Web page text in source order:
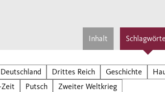
deutschen Katastrophe wurde.
Inhalt
Deutschland Drittes Reich Geschichte
Zeit Putsch Zweiter Weltkrieg